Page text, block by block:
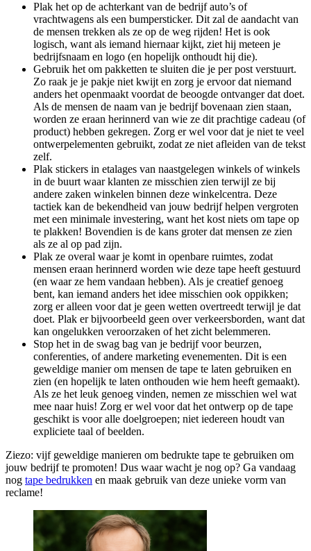
Plak het op de achterkant van de bedrijf auto’s of
vrachtwagens als een bumpersticker. Dit zal de aandacht van
de mensen trekken als ze op de weg rijden! Het is ook
logisch, want als iemand hiernaar kijkt, ziet hij meteen je
bedrijfsnaam en logo (en hopelijk onthoudt hij die).
Gebruik het om pakketten te sluiten die je per post verstuurt.
Zo raak je je pakje niet kwijt en zorg je ervoor dat niemand
anders het openmaakt voordat de beoogde ontvanger dat doet.
Als de mensen de naam van je bedrijf bovenaan zien staan,
worden ze eraan herinnerd van wie ze dit prachtige cadeau (of
product) hebben gekregen. Zorg er wel voor dat je niet te veel
ontwerpelementen gebruikt, zodat ze niet afleiden van de tekst
zelf.
Plak stickers in etalages van naastgelegen winkels of winkels
in de buurt waar klanten ze misschien zien terwijl ze bij
andere zaken winkelen binnen deze winkelcentra. Deze
tactiek kan de bekendheid van jouw bedrijf helpen vergroten
met een minimale investering, want het kost niets om tape op
te plakken! Bovendien is de kans groter dat mensen ze zien
als ze al op pad zijn.
Plak ze overal waar je komt in openbare ruimtes, zodat
mensen eraan herinnerd worden wie deze tape heeft gestuurd
(en waar ze hem vandaan hebben). Als je creatief genoeg
bent, kan iemand anders het idee misschien ook oppikken;
zorg er alleen voor dat je geen wetten overtreedt terwijl je dat
doet. Plak er bijvoorbeeld geen over verkeersborden, want dat
kan ongelukken veroorzaken of het zicht belemmeren.
Stop het in de swag bag van je bedrijf voor beurzen,
conferenties, of andere marketing evenementen. Dit is een
geweldige manier om mensen de tape te laten gebruiken en
zien (en hopelijk te laten onthouden wie hem heeft gemaakt).
Als ze het leuk genoeg vinden, nemen ze misschien wel wat
mee naar huis! Zorg er wel voor dat het ontwerp op de tape
geschikt is voor alle doelgroepen; niet iedereen houdt van
expliciete taal of beelden.
Ziezo: vijf geweldige manieren om bedrukte tape te gebruiken om
jouw bedrijf te promoten! Dus waar wacht je nog op? Ga vandaag
nog tape bedrukken en maak gebruik van deze unieke vorm van
reclame!